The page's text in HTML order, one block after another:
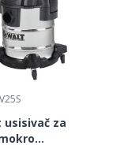
usisivač za